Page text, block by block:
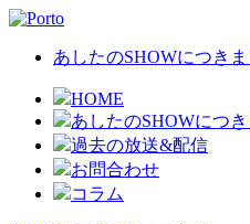
あしたのSHOWにつきま
HOME
あしたのSHOWにつ
過去の放送&配信
お問合わせ
コラム